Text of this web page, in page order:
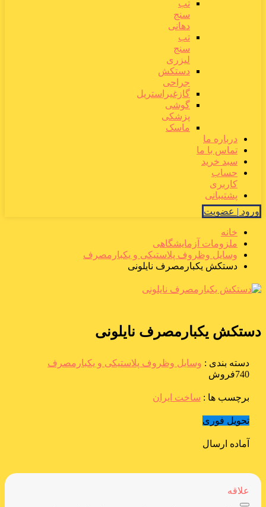
تب
سنج
دهانی
تب
سنج
لیزری
دستکش
جراحی
گازغیراستریل
گوشی
پزشکی
ماسک
درباره ما
تماس با ما
سبد خرید
حساب
کاربری
پشتیبانی
ورود | عضویت
خانه
ملزومات آزمایشگاهی
وسایل وظروف پلاستیکی و یکبارمصرف
دستکش یکبارمصرف نایلونی
دستکش یکبارمصرف نایلونی
دسته بندی : وسایل وظروف پلاستیکی و یکبارمصرف
740فروش
برچسب ها : ساخت ایران
تحویل فوری
آماده ارسال
علاقه